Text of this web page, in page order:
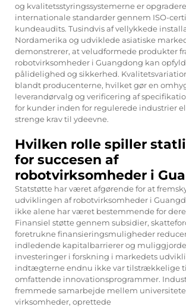
og kvalitetsstyringssystemerne er
internationale standarder gennem ISO-
kundeaudits. Tusindvis af vellykkede
Nordamerika og udviklede asiatiske
demonstrerer, at veludformede produkter
robotvirksomheder i Guangdong kan
pålidelighed og sikkerhed.
blandt producenterne, hvilket gør en
leverandørvalg og verificering af
for kunder inden for regulerede industrier
strenge krav til ydeevne.
Hvilken rolle spiller
for succesen af
robotvirksomheder i
Statstøtte har været afgørende for at
udviklingen af robotvirksomheder i
ikke alene har været bestemmende for
Finansiel støtte gennem subsidier,
foretrukne finansieringsmuligheder
indledende kapitalbarrierer og
investeringer i forskning i markedets
indtægterne endnu ikke var tilstrækkelige
omfattende innovationsprogrammer.
fremmede samarbejde mellem
virksomheder, oprettede